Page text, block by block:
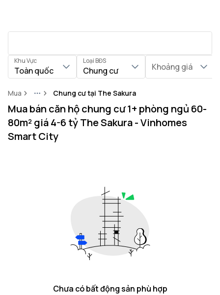
Khu Vực
Toàn quốc
Loại BĐS
Chung cư Khoảng giá
Mua MoreChung cư tại The Sakura
Mua bán căn hộ chung cư 1+ phòng ngủ 60-
80m² giá 4-6 tỷ The Sakura - Vinhomes
Smart City
Chưa có bất động sản phù hợp